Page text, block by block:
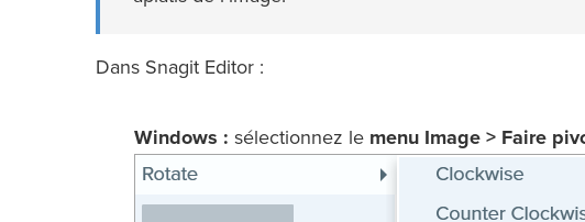
Dans Snagit Editor :
Windows : sélectionnez le menu Image > Faire